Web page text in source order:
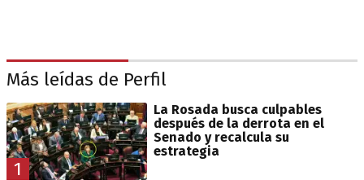
Más leídas de Perfil
1
La Rosada busca culpables
después de la derrota en el
Senado y recalcula su
estrategia